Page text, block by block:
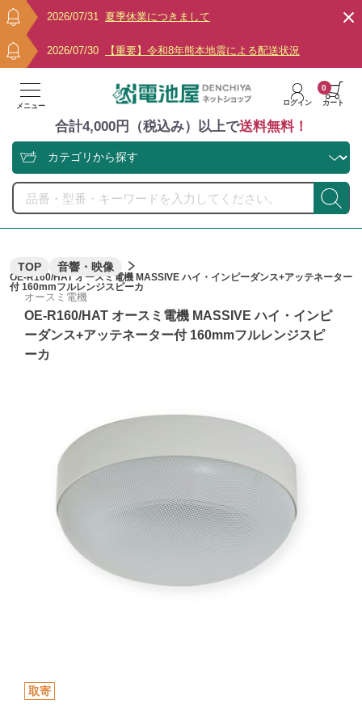
2026/07/31 夏季休業につきまして
2026/07/30 【重要】令和8年熊本地震による配送状況
メニュー ログイン カート
0
合計4,000円（税込み）以上で送料無料！
TOP 音響・映像
OE-R160/HAT オースミ電機 MASSIVE ハイ・インピーダンス+アッテネーター
付 160mmフルレンジスピーカ
オースミ電機
OE-R160/HAT オースミ電機 MASSIVE ハイ・インピ
ーダンス+アッテネーター付 160mmフルレンジスピ
ーカ
取寄